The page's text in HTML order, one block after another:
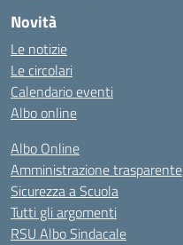
Novità
Le notizie
Le circolari
Calendario eventi
Albo online
Albo Online
Amministrazione trasparente
Sicurezza a Scuola
Tutti gli argomenti
RSU Albo Sindacale